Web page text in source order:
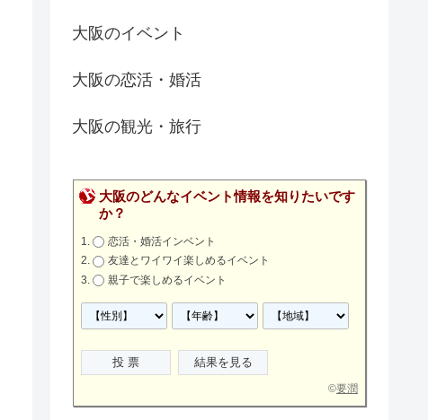
大阪のイベント
大阪の恋活・婚活
大阪の観光・旅行
大阪のどんなイベント情報を知りたいです
か？
恋活・婚活インベント
友達とワイワイ楽しめるイベント
親子で楽しめるイベント
©要潤